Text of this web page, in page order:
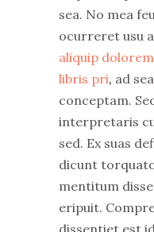
sea. No mea
ocurreret usu
aliquip
libris pri, ad
conceptam.
interpretaris
sed. Ex suas
dicunt
mentitum
eripuit.